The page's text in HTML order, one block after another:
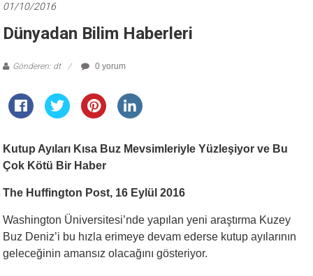
01/10/2016
Dünyadan Bilim Haberleri
Gönderen: dt 0 yorum
Kutup Ayıları Kısa Buz Mevsimleriyle Yüzleşiyor ve Bu
Çok Kötü Bir Haber
The Huffington Post, 16 Eylül 2016
Washington Üniversitesi’nde yapılan yeni araştırma Kuzey
Buz Deniz’i bu hızla erimeye devam ederse kutup ayılarının
geleceğinin amansız olacağını gösteriyor.